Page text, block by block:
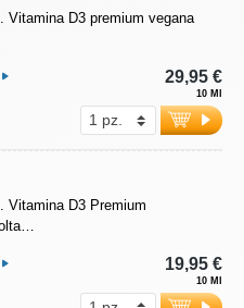
Vitamina D3 premium vegana
10 Ml
29,95 €
Vitamina D3 Premium
10 Ml
19,95 €